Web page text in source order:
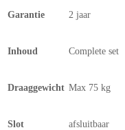
Garantie 2 jaar
Inhoud Complete set
Draaggewicht Max 75 kg
Slot afsluitbaar